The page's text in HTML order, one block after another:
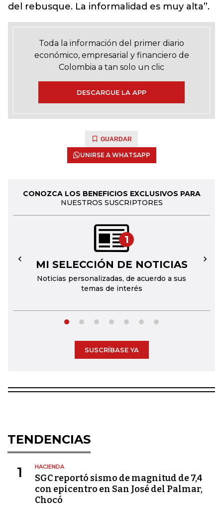
del rebusque. La informalidad es muy alta”.
Toda la información del primer diario
económico, empresarial y financiero de
Colombia a tan solo un clic
DESCARGUE LA APP
GUARDAR
UNIRSE A WHATSAPP
CONOZCA LOS BENEFICIOS EXCLUSIVOS PARA
NUESTROS SUSCRIPTORES
1
MI SELECCIÓN DE NOTICIAS
Noticias personalizadas, de acuerdo a sus
temas de interés
← →
SUSCRÍBASE YA
TENDENCIAS
1 HACIENDA
SGC reportó sismo de magnitud de 7,4
con epicentro en San José del Palmar,
Chocó